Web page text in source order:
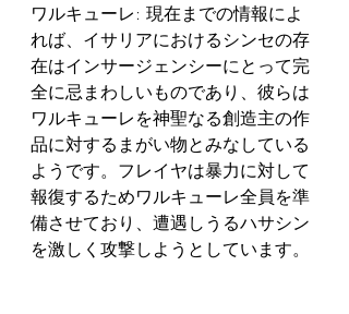
ワルキューレ: 現在までの情報によ
れば、イサリアにおけるシンセの存
在はインサージェンシーにとって完
全に忌まわしいものであり、彼らは
ワルキューレを神聖なる創造主の作
品に対するまがい物とみなしている
ようです。フレイヤは暴力に対して
報復するためワルキューレ全員を準
備させており、遭遇しうるハサシン
を激しく攻撃しようとしています。